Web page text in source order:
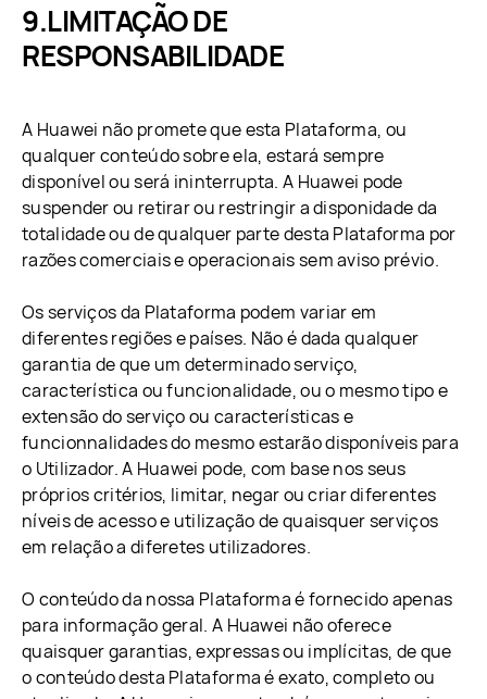
LIMITAÇÃO DE
RESPONSABILIDADE
A Huawei não promete que esta Plataforma, ou
qualquer conteúdo sobre ela, estará sempre
disponível ou será ininterrupta. A Huawei pode
suspender ou retirar ou restringir a disponidade da
totalidade ou de qualquer parte desta Plataforma por
razões comerciais e operacionais sem aviso prévio.
Os serviços da Plataforma podem variar em
diferentes regiões e países. Não é dada qualquer
garantia de que um determinado serviço,
característica ou funcionalidade, ou o mesmo tipo e
extensão do serviço ou características e
funcionnalidades do mesmo estarão disponíveis para
o Utilizador. A Huawei pode, com base nos seus
próprios critérios, limitar, negar ou criar diferentes
níveis de acesso e utilização de quaisquer serviços
em relação a diferetes utilizadores.
O conteúdo da nossa Plataforma é fornecido apenas
para informação geral. A Huawei não oferece
quaisquer garantias, expressas ou implícitas, de que
o conteúdo desta Plataforma é exato, completo ou